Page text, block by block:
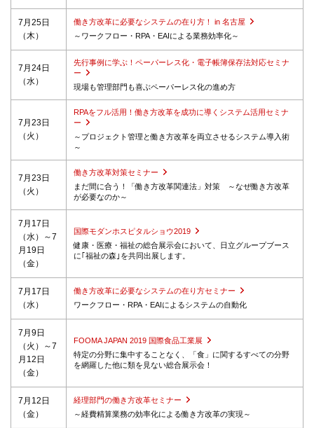
7月25日
（木）
働き方改革に必要なシステムの在り方！ in 名古屋
～ワークフロー・RPA・EAIによる業務効率化～
7月24日
（水）
先行事例に学ぶ！ペーパーレス化・電子帳簿保存法対応セミナ
ー
現場も管理部門も喜ぶペーパーレス化の進め方
7月23日
（火）
RPAをフル活用！働き方改革を成功に導くシステム活用セミナ
ー
～プロジェクト管理と働き方改革を両立させるシステム導入術
～
7月23日
（火）
働き方改革対策セミナー
まだ間に合う！「働き方改革関連法」対策 ～なぜ働き方改革
が必要なのか～
7月17日
（水）～7
月19日
（金）
国際モダンホスピタルショウ2019
健康・医療・福祉の総合展示会において、日立グループブース
に｢福祉の森｣を共同出展します。
7月17日
（水）
働き方改革に必要なシステムの在り方セミナー
ワークフロー・RPA・EAIによるシステムの自動化
7月9日
（火）～7
月12日
（金）
FOOMA JAPAN 2019 国際食品工業展
特定の分野に集中することなく、「食」に関するすべての分野
を網羅した他に類を見ない総合展示会！
7月12日
（金）
経理部門の働き方改革セミナー
～経費精算業務の効率化による働き方改革の実現～